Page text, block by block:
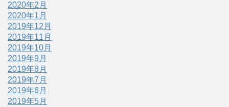
2020年2月
2020年1月
2019年12月
2019年11月
2019年10月
2019年9月
2019年8月
2019年7月
2019年6月
2019年5月